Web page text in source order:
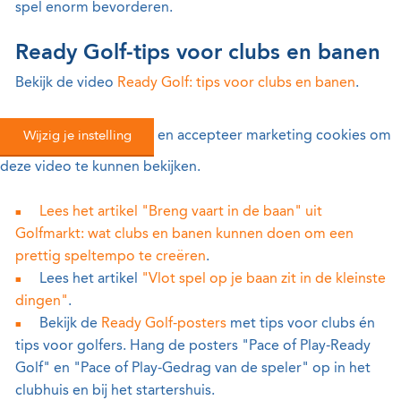
spel enorm bevorderen.
Ready Golf-tips voor clubs en banen
Bekijk de video Ready Golf: tips voor clubs en banen.
Wijzig je instelling en accepteer marketing cookies om
deze video te kunnen bekijken.
Lees het artikel "Breng vaart in de baan" uit
Golfmarkt: wat clubs en banen kunnen doen om een
prettig speltempo te creëren.
Lees het artikel
"Vlot spel op je baan zit in de kleinste
dingen".
Bekijk de Ready Golf-posters met tips voor clubs én
tips voor golfers. Hang de posters "Pace of Play-Ready
Golf" en "Pace of Play-Gedrag van de speler" op in het
clubhuis en bij het startershuis.